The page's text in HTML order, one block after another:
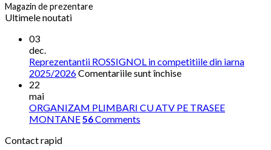
Magazin de prezentare
Ultimele noutati
03
dec.
Reprezentantii ROSSIGNOL in competitiile din iarna
2025/2026Comentariile sunt închisepentru
in
22
mai
ORGANIZAM PLIMBARI CU ATV PE TRASEE
MONTANE56Comments
Contact rapid